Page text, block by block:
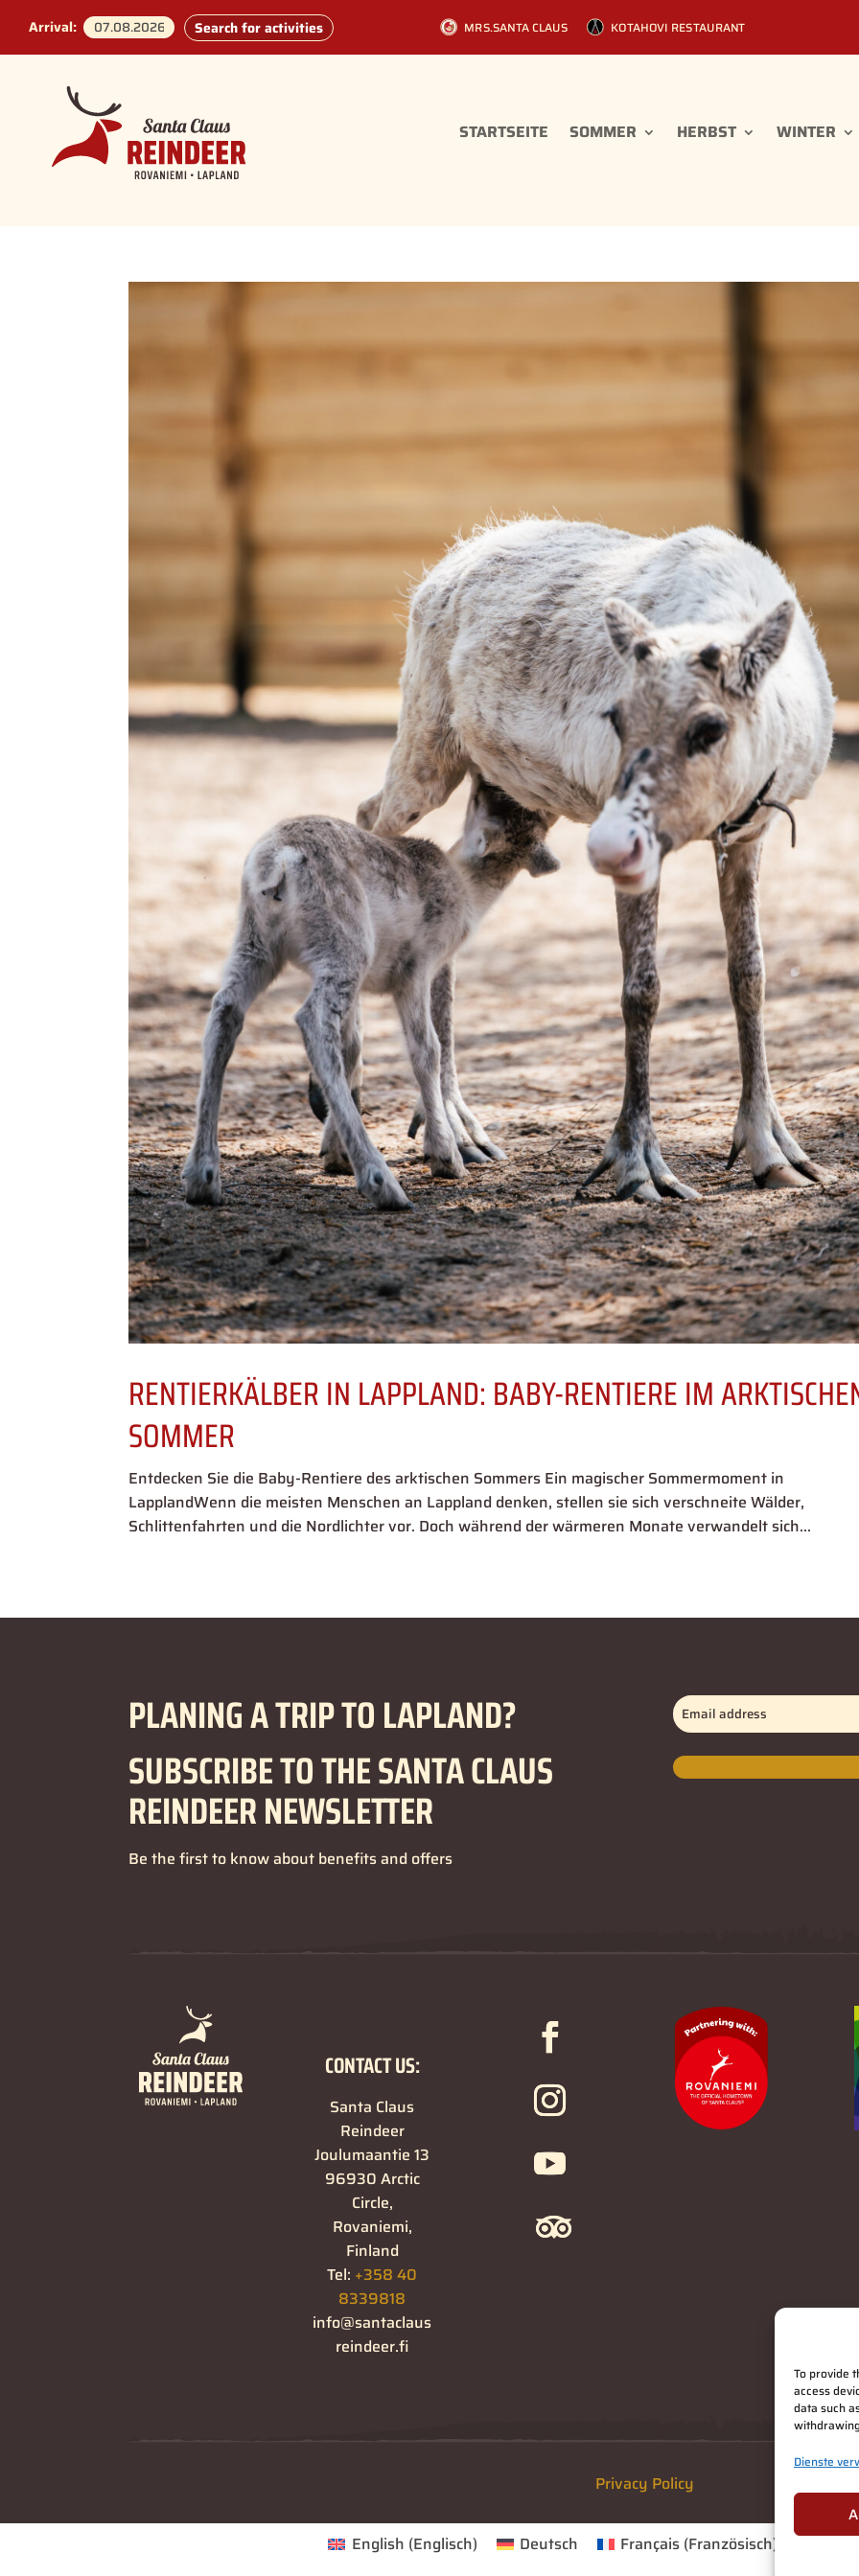
To provide
access
data such
Dienste
Arrival: Search for activities MRS.SANTA CLAUS KOTAHOVI RESTAURANT
STARTSEITE SOMMER HERBST WINTER
RENTIERKÄLBER IN LAPPLAND: BABY-RENTIERE IM
SOMMER
Entdecken Sie die Baby-Rentiere des arktischen Sommers Ein magischer Sommermoment in
LapplandWenn die meisten Menschen an Lappland denken, stellen sie sich verschneite Wälder,
Schlittenfahrten und die Nordlichter vor. Doch während der wärmeren Monate verwandelt sich...
PLANING A TRIP TO LAPLAND?
SUBSCRIBE TO THE SANTA CLAUS
REINDEER NEWSLETTER
Be the first to know about benefits and offers
Email
address(erforderlich)
CONTACT US:
Santa Claus
Reindeer
Joulumaantie 13
96930 Arctic
Circle,
Rovaniemi,
Finland
Tel: +358 40
8339818
info@santaclaus
reindeer.fi
Privacy Policy
English (Englisch) Deutsch Français (Französisch)